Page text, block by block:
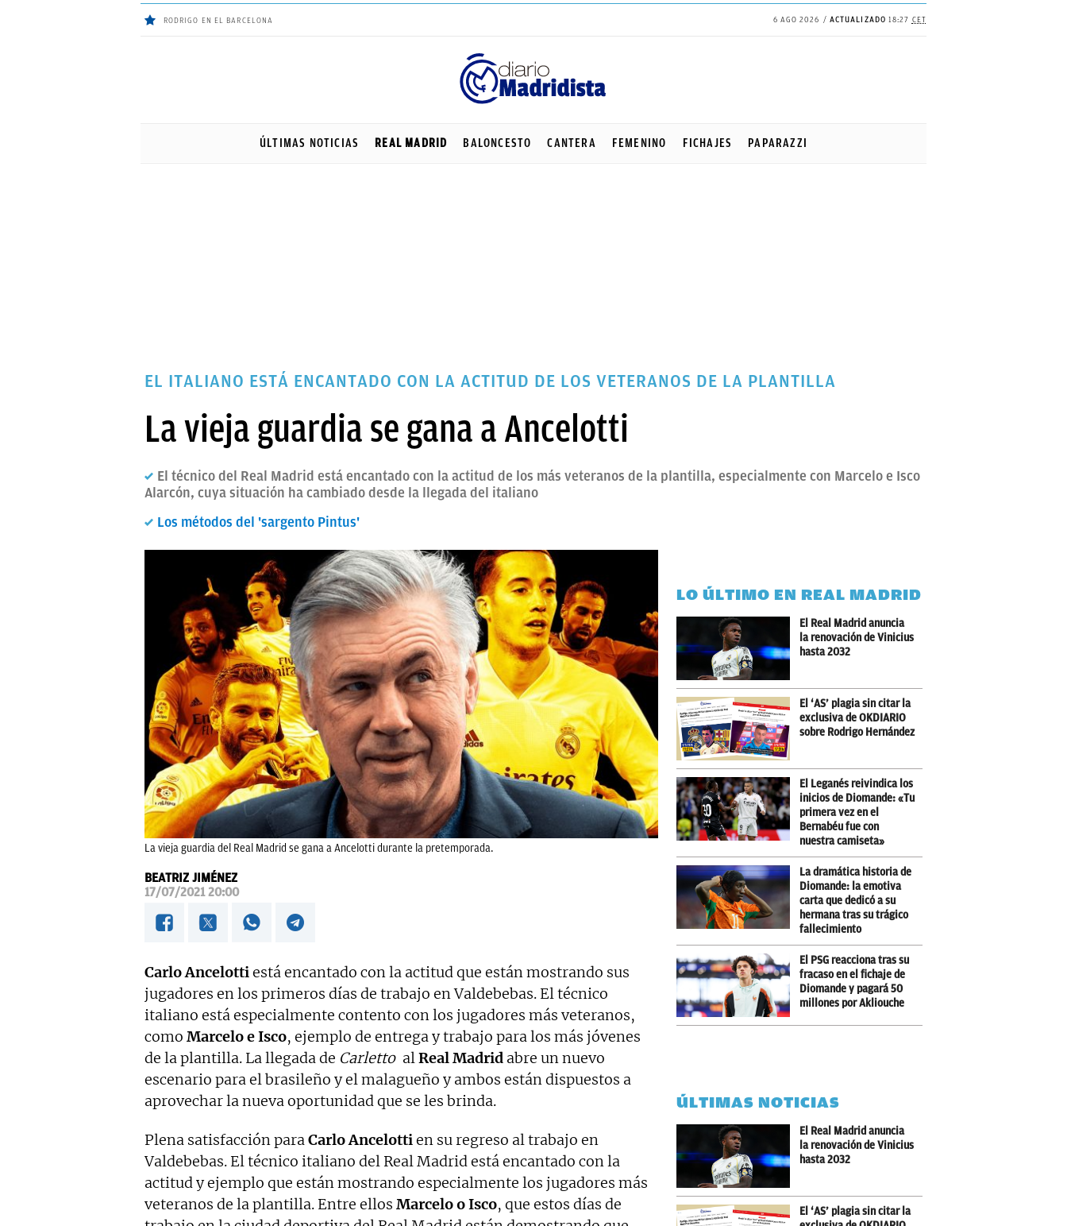
RODRIGO EN EL BARCELONA 6 AGO 2026 ACTUALIZADO 18:27 CET
ÚLTIMAS NOTICIAS REAL MADRID BALONCESTO CANTERA FEMENINO FICHAJES PAPARAZZI
EL ITALIANO ESTÁ ENCANTADO CON LA ACTITUD DE LOS VETERANOS DE LA PLANTILLA
La vieja guardia se gana a Ancelotti
El técnico del Real Madrid está encantado con la actitud de los más veteranos de la plantilla, especialmente con Marcelo e Isco
Alarcón, cuya situación ha cambiado desde la llegada del italiano
Los métodos del 'sargento Pintus'
La vieja guardia del Real Madrid se gana a Ancelotti durante la pretemporada.
BEATRIZ JIMÉNEZ
17/07/2021 20:00
Carlo Ancelottiestá encantado con la actitud que están mostrando sus
jugadores en los primeros días de trabajo en Valdebebas. El técnico
italiano está especialmente contento con los jugadores más veteranos,
como Marcelo e Isco, ejemplo de entrega y trabajo para los más jóvenes
de la plantilla. La llegada de Carletto alReal Madridabre un nuevo
escenario para el brasileño y el malagueño y ambos están dispuestos a
aprovechar la nueva oportunidad que se les brinda.
Plena satisfacción paraCarlo Ancelottien su regreso al trabajo en
Valdebebas. El técnico italiano del Real Madrid está encantado con la
actitud y ejemplo que están mostrando especialmente los jugadores más
veteranos de la plantilla. Entre ellos Marcelo o Isco, que estos días de
LO ÚLTIMO EN REAL MADRID
El Real Madrid anuncia
la renovación de Vinicius
hasta 2032
El ‘AS’ plagia sin citar la
exclusiva de OKDIARIO
sobre Rodrigo Hernández
El Leganés reivindica los
inicios de Diomande: «Tu
primera vez en el
Bernabéu fue con
nuestra camiseta»
La dramática historia de
Diomande: la emotiva
carta que dedicó a su
hermana tras su trágico
fallecimiento
El PSG reacciona tras su
fracaso en el fichaje de
Diomande y pagará 50
millones por Akliouche
ÚLTIMAS NOTICIAS
El Real Madrid anuncia
la renovación de Vinicius
hasta 2032
El ‘AS’ plagia sin citar la